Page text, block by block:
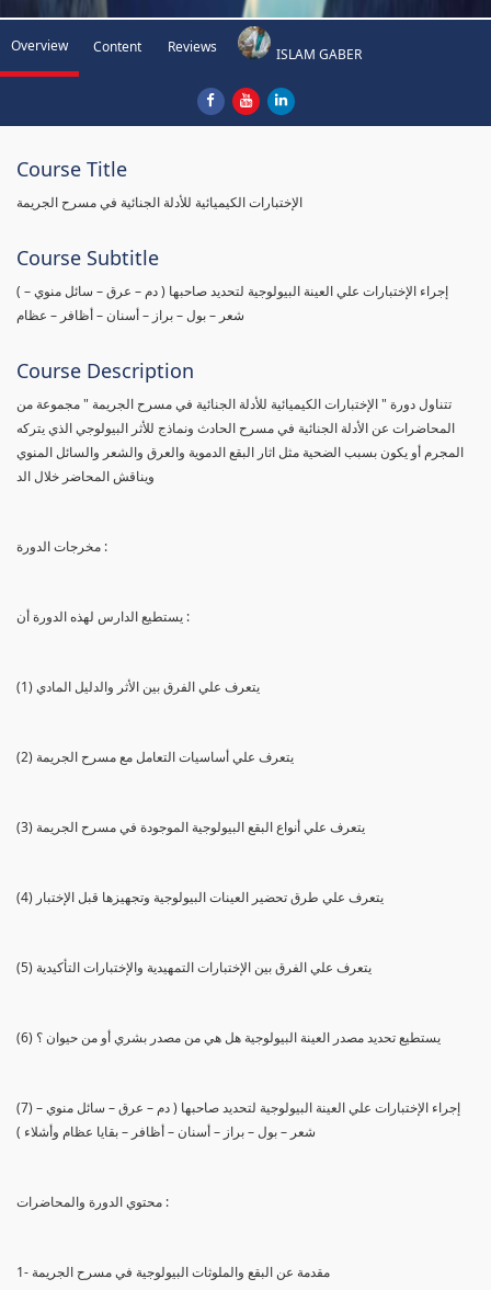
Overview Content Reviews ISLAM GABER
Course Title
الإختبارات الكيميائية للأدلة الجنائية في مسرح الجريمة
Course Subtitle
( إجراء الإختبارات علي العينة البيولوجية لتحديد صاحبها ( دم – عرق – سائل منوي –
شعر – بول – براز – أسنان – أظافر – عظام
Course Description
تتناول دورة " الإختبارات الكيميائية للأدلة الجنائية في مسرح الجريمة " مجموعة من
المحاضرات عن الأدلة الجنائية في مسرح الحادث ونماذج للأثر البيولوجي الذي يتركه
المجرم أو يكون بسبب الضحية مثل اثار البقع الدموية والعرق والشعر والسائل المنوي
ويناقش المحاضر خلال الد
مخرجات الدورة :
يستطيع الدارس لهذه الدورة أن :
(1) يتعرف علي الفرق بين الأثر والدليل المادي
(2) يتعرف علي أساسيات التعامل مع مسرح الجريمة
(3) يتعرف علي أنواع البقع البيولوجية الموجودة في مسرح الجريمة
(4) يتعرف علي طرق تحضير العينات البيولوجية وتجهيزها قبل الإختبار
(5) يتعرف علي الفرق بين الإختبارات التمهيدية والإختبارات التأكيدية
(6) يستطيع تحديد مصدر العينة البيولوجية هل هي من مصدر بشري أو من حيوان ؟
(7) إجراء الإختبارات علي العينة البيولوجية لتحديد صاحبها ( دم – عرق – سائل منوي –
شعر – بول – براز – أسنان – أظافر – بقايا عظام وأشلاء )
محتوي الدورة والمحاضرات :
1- مقدمة عن البقع والملوثات البيولوجية في مسرح الجريمة